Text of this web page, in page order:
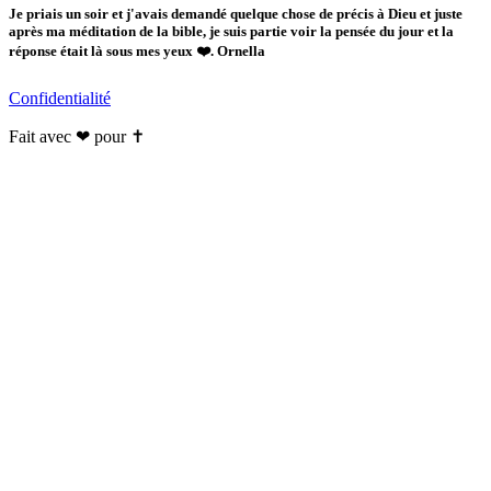
Je priais un soir et j'avais demandé quelque chose de précis à Dieu et juste
après ma méditation de la bible, je suis partie voir la pensée du jour et la
réponse était là sous mes yeux ❤️. Ornella
Confidentialité
Fait avec ❤ pour ✝️️